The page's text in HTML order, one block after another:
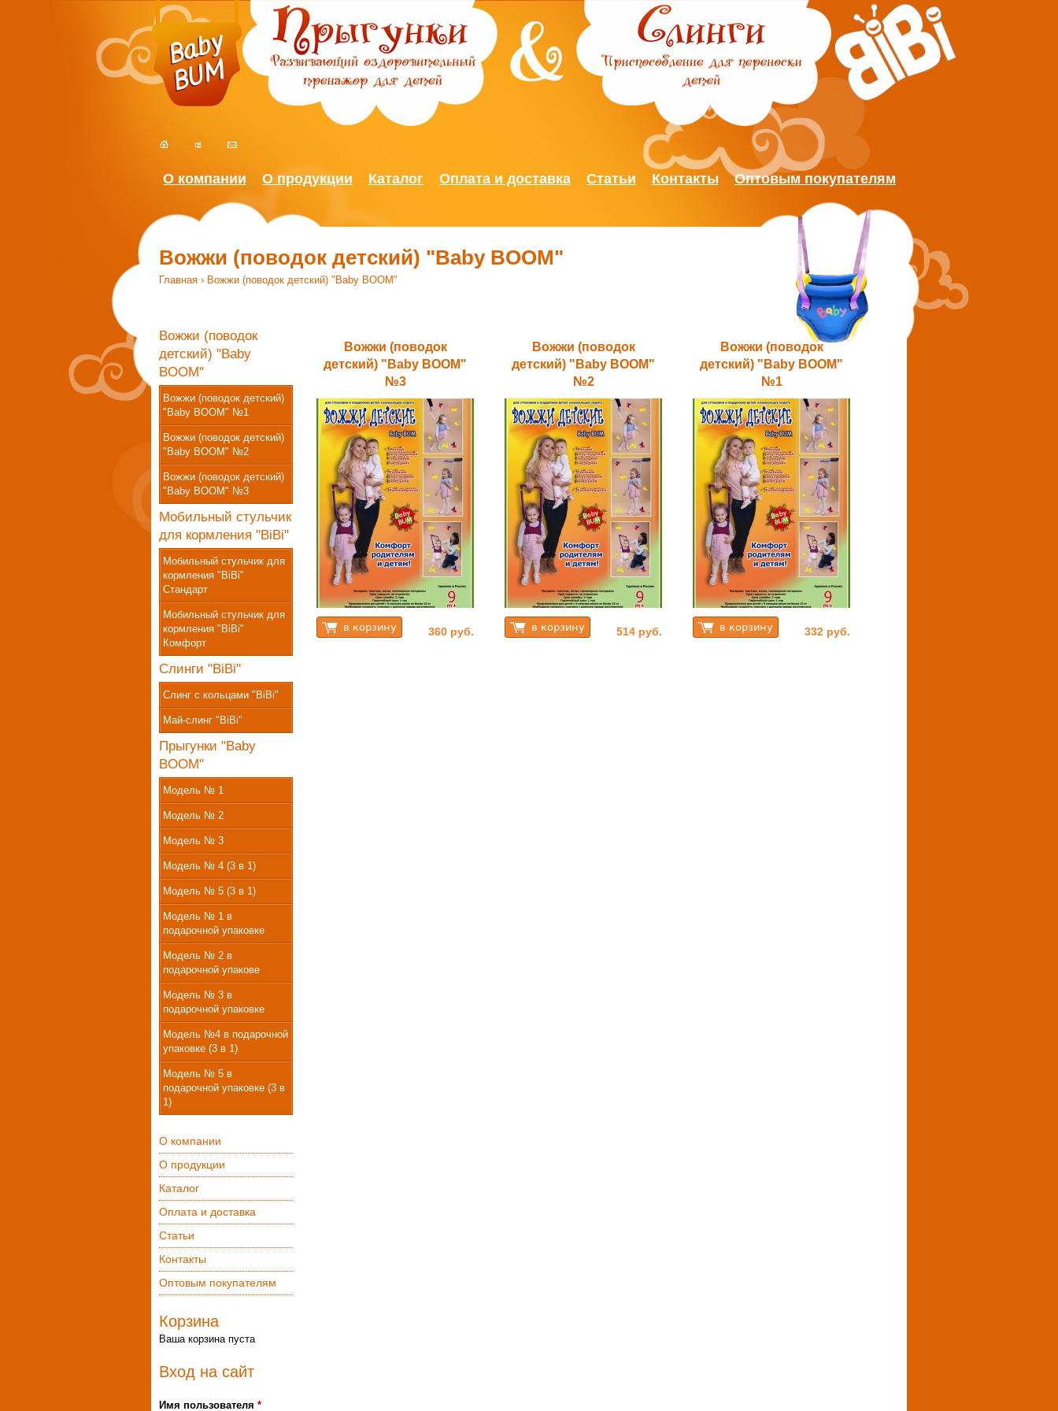
Jump to Navigation
О компании О продукции Каталог Оплата и доставка Статьи Контакты Оптовым покупателям
Вожжи (поводок детский) "Baby BOOM"
Главная › Вожжи (поводок детский) "Baby BOOM"
Вожжи (поводок
детский) "Baby BOOM"
№3
360 руб.
Вожжи (поводок
детский) "Baby BOOM"
№2
514 руб.
Вожжи (поводок
детский) "Baby BOOM"
№1
332 руб.
Вожжи (поводок
детский) "Baby
BOOM"
Вожжи (поводок детский)
"Baby BOOM" №1
Вожжи (поводок детский)
"Baby BOOM" №2
Вожжи (поводок детский)
"Baby BOOM" №3
Мобильный стульчик
для кормления "BiBi"
Мобильный стульчик для
кормления "BiBi"
Стандарт
Мобильный стульчик для
кормления "BiBi"
Комфорт
Слинги "BiBi"
Слинг с кольцами "BiBi"
Май-слинг "BiBi"
Прыгунки "Baby
BOOM"
Модель № 1
Модель № 2
Модель № 3
Модель № 4 (3 в 1)
Модель № 5 (3 в 1)
Модель № 1 в
подарочной упаковке
Модель № 2 в
подарочной упакове
Модель № 3 в
подарочной упаковке
Модель №4 в подарочной
упаковке (3 в 1)
Модель № 5 в
подарочной упаковке (3 в
1)
О компании
О продукции
Каталог
Оплата и доставка
Статьи
Контакты
Оптовым покупателям
Корзина
Ваша корзина пуста
Вход на сайт
Имя пользователя *